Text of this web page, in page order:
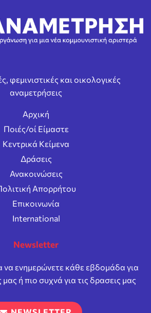
φεμινιστικές και οικολογικές
αναμετρήσεις
Αρχική
Ποιές/οί Είμαστε
Κεντρικά Κείμενα
Δράσεις
Ανακοινώσεις
Απορρήτου
Επικοινωνία
International
Newsletter
να ενημερώνετε κάθε εβδομάδα για
μας ή πιο συχνά για τις δρασεις μας